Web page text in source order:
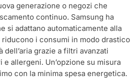
generazione o negozi che
continuo. Samsung ha
si adattano automaticamente alla
i consumi in modo drastico
dell’aria grazie a filtri avanzati
allergeni. Un’opzione su misura
con la minima spesa energetica.